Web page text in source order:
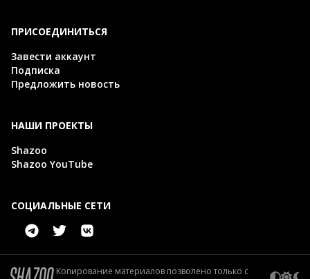
ПРИСОЕДИНИТЬСЯ
Завести аккаунт
Подписка
Предложить новость
НАШИ ПРОЕКТЫ
Shazoo
Shazoo YouTube
СОЦИАЛЬНЫЕ СЕТИ
Копирование материалов позволено только с